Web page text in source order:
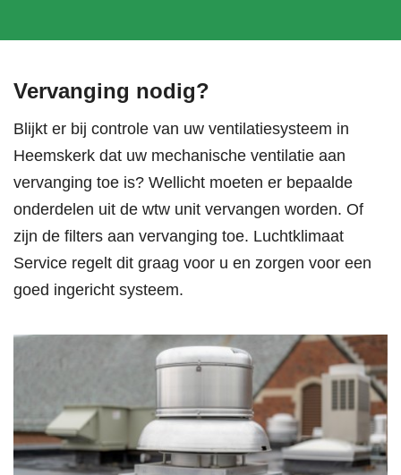
Vervanging nodig?
Blijkt er bij controle van uw ventilatiesysteem in
Heemskerk dat uw mechanische ventilatie aan
vervanging toe is? Wellicht moeten er bepaalde
onderdelen uit de wtw unit vervangen worden. Of
zijn de filters aan vervanging toe. Luchtklimaat
Service regelt dit graag voor u en zorgen voor een
goed ingericht systeem.